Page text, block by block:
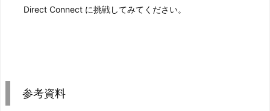
Direct Connect に挑戦してみてください。
参考資料